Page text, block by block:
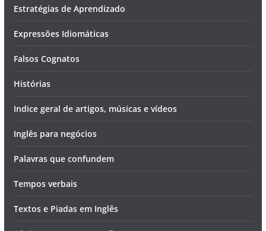
Estratégias de Aprendizado
Expressões Idiomáticas
Falsos Cognatos
Histórias
Indice geral de artigos, músicas e vídeos
Inglês para negócios
Palavras que confundem
Tempos verbais
Textos e Piadas em Inglês